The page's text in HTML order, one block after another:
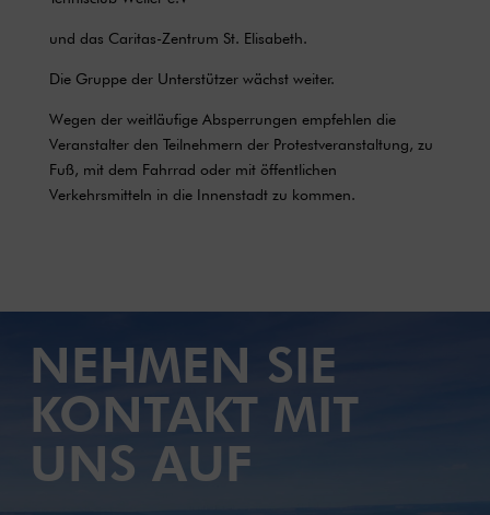
und das Caritas-Zentrum St. Elisabeth.
Die Gruppe der Unterstützer wächst weiter.
Wegen der weitläufige Absperrungen empfehlen die
Veranstalter den Teilnehmern der Protestveranstaltung, zu
Fuß, mit dem Fahrrad oder mit öffentlichen
Verkehrsmitteln in die Innenstadt zu kommen.
NEHMEN SIE
KONTAKT MIT
UNS AUF